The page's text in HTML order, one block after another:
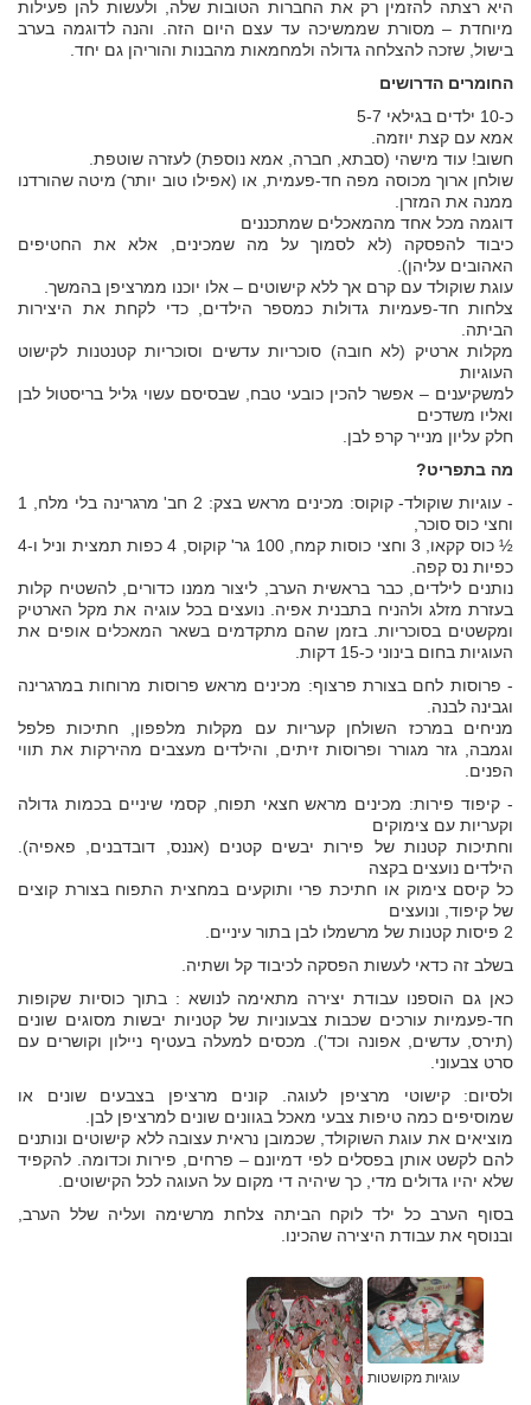
היא רצתה להזמין רק את החברות הטובות שלה, ולעשות להן פעילות
מיוחדת – מסורת שממשיכה עד עצם היום הזה. והנה לדוגמה בערב
בישול, שזכה להצלחה גדולה ולמחמאות מהבנות והוריהן גם יחד.
החומרים הדרושים
כ-10 ילדים בגילאי 5-7
אמא עם קצת יוזמה.
חשוב! עוד מישהי (סבתא, חברה, אמא נוספת) לעזרה שוטפת.
שולחן ארוך מכוסה מפה חד-פעמית, או (אפילו טוב יותר) מיטה שהורדנו
ממנה את המזרן.
דוגמה מכל אחד מהמאכלים שמתכננים
כיבוד להפסקה (לא לסמוך על מה שמכינים, אלא את החטיפים
האהובים עליהן).
עוגת שוקולד עם קרם אך ללא קישוטים – אלו יוכנו ממרציפן בהמשך.
צלחות חד-פעמיות גדולות כמספר הילדים, כדי לקחת את היצירות
הביתה.
מקלות ארטיק (לא חובה) סוכריות עדשים וסוכריות קטנטנות לקישוט
העוגיות
למשקיענים – אפשר להכין כובעי טבח, שבסיסם עשוי גליל בריסטול לבן
ואליו משדכים
חלק עליון מנייר קרפ לבן.
מה בתפריט?
- עוגיות שוקולד- קוקוס: מכינים מראש בצק: 2 חב' מרגרינה בלי מלח, 1
וחצי כוס סוכר,
½ כוס קקאו, 3 וחצי כוסות קמח, 100 גר' קוקוס, 4 כפות תמצית וניל ו-4
כפיות נס קפה.
נותנים לילדים, כבר בראשית הערב, ליצור ממנו כדורים, להשטיח קלות
בעזרת מזלג ולהניח בתבנית אפיה. נועצים בכל עוגיה את מקל הארטיק
ומקשטים בסוכריות. בזמן שהם מתקדמים בשאר המאכלים אופים את
העוגיות בחום בינוני כ-15 דקות.
- פרוסות לחם בצורת פרצוף: מכינים מראש פרוסות מרוחות במרגרינה
וגבינה לבנה.
מניחים במרכז השולחן קעריות עם מקלות מלפפון, חתיכות פלפל
וגמבה, גזר מגורר ופרוסות זיתים, והילדים מעצבים מהירקות את תווי
הפנים.
- קיפוד פירות: מכינים מראש חצאי תפוח, קסמי שיניים בכמות גדולה
וקעריות עם צימוקים
וחתיכות קטנות של פירות יבשים קטנים (אננס, דובדבנים, פאפיה).
הילדים נועצים בקצה
כל קיסם צימוק או חתיכת פרי ותוקעים במחצית התפוח בצורת קוצים
של קיפוד, ונועצים
2 פיסות קטנות של מרשמלו לבן בתור עיניים.
בשלב זה כדאי לעשות הפסקה לכיבוד קל ושתיה.
כאן גם הוספנו עבודת יצירה מתאימה לנושא : בתוך כוסיות שקופות
חד-פעמיות עורכים שכבות צבעוניות של קטניות יבשות מסוגים שונים
(תירס, עדשים, אפונה וכד'). מכסים למעלה בעטיף ניילון וקושרים עם
סרט צבעוני.
ולסיום: קישוטי מרציפן לעוגה. קונים מרציפן בצבעים שונים או
שמוסיפים כמה טיפות צבעי מאכל בגוונים שונים למרציפן לבן.
מוציאים את עוגת השוקולד, שכמובן נראית עצובה ללא קישוטים ונותנים
להם לקשט אותן בפסלים לפי דמיונם – פרחים, פירות וכדומה. להקפיד
שלא יהיו גדולים מדי, כך שיהיה די מקום על העוגה לכל הקישוטים.
בסוף הערב כל ילד לוקח הביתה צלחת מרשימה ועליה שלל הערב,
ובנוסף את עבודת היצירה שהכינו.
עוגיות מקושטות